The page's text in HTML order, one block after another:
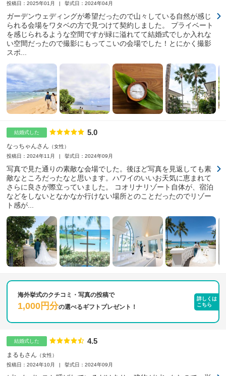
投稿日：2025年01月
挙式日：2024年04月
ガーデンウェディングが希望だったので山々している自然が感じ
られる会場をワタベの方で見つけて契約しました。 プライベート
を感じられるような空間ですが緑に溢れてて結婚式でしか入れな
い空間だったので撮影にもってこいの会場でした！とにかく撮影
スポ...
結婚式した 点数
5.0
なっちゃんさん
女性
投稿日：2024年11月
挙式日：2024年09月
写真で見た通りの素敵な会場でした。後ほど写真を見返しても素
敵なところだったなと思います。ハワイのいいお天気に恵まれて
さらに良さが際立っていました。 コオリナリゾート自体が、宿泊
などをしないとなかなか行けない場所とのことだったのでリゾー
ト感が...
海外挙式のクチコミ・写真の投稿で
1,000円分の選べるギフトプレゼント！
詳しくは
こちら
結婚式した 点数
4.5
まるもさん
女性
投稿日：2024年10月
挙式日：2024年09月